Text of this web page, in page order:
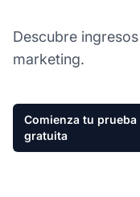
Descubre
marketing.
Comienza tu prueba
gratuita